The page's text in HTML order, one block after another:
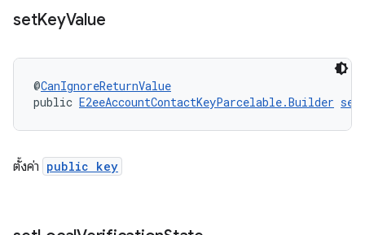
setKeyValue
@CanIgnoreReturnValue
public E2eeAccountContactKeyParcelable.Builder
ตั้งค่า public key